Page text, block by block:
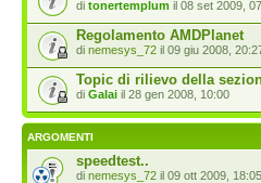
di tonertemplum il 08 set 2009,
Regolamento AMDPlanet
di nemesys_72 il 09 giu 2008,
Topic di rilievo della
di Galai il 28 gen 2008, 10:00
ARGOMENTI
speedtest..
di nemesys_72 il 09 ott 2009, 18:05